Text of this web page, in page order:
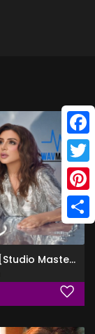
دي روحي [Studio Master]